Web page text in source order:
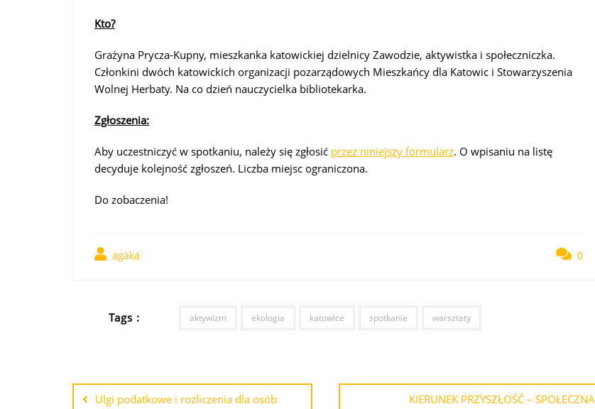
Kto?
Grażyna Prycza-Kupny, mieszkanka katowickiej dzielnicy Zawodzie, aktywistka i społeczniczka.
Członkini dwóch katowickich organizacji pozarządowych Mieszkańcy dla Katowic i Stowarzyszenia
Wolnej Herbaty. Na co dzień nauczycielka bibliotekarka.
Zgłoszenia:
Aby uczestniczyć w spotkaniu, należy się zgłosić przez niniejszy formularz. O wpisaniu na listę
decyduje kolejność zgłoszeń. Liczba miejsc ograniczona.
Do zobaczenia!
agaka 0
Tags : aktywizm ekologia katowice spotkanie warsztaty
Ulgi podatkowe i rozliczenia dla osób KIERUNEK PRZYSZŁOŚĆ – SPOŁECZNA